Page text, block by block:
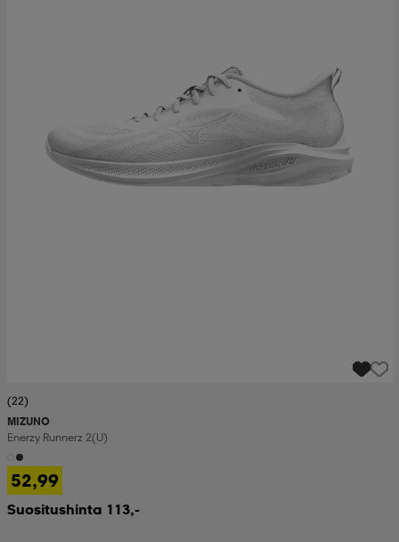
(22)
MIZUNO
Enerzy Runnerz 2(u)
52,99
Suositushinta 113,-